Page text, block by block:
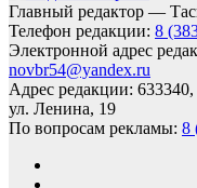
Главный редактор —
Телефон редакции: 8
Электронной адрес
novbr54@yandex.ru
Адрес редакции: 633340,
ул. Ленина, 19
По вопросам рекламы: 8